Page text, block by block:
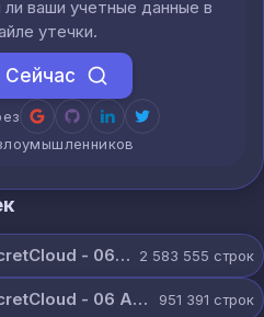
ваши учетные данные в
утечки.
Сейчас
@KURZL0GS_UP - ULP SecretCloud - 06 August 2026.txt 2 583 555 строк
@KURZL0GS_UP - ULP SecretCloud - 06 August 2026 (9).txt 951 391 строк